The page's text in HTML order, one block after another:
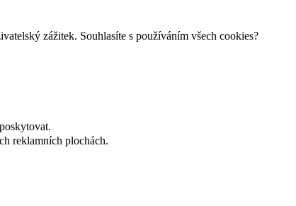
zážitek. Souhlasíte s používáním všech cookies?
reklamních plochách.